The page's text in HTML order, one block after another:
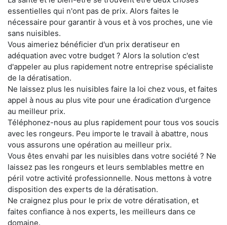
essentielles qui n'ont pas de prix. Alors faites le
nécessaire pour garantir à vous et à vos proches, une vie
sans nuisibles.
Vous aimeriez bénéficier d'un prix deratiseur en
adéquation avec votre budget ? Alors la solution c'est
d'appeler au plus rapidement notre entreprise spécialiste
de la dératisation.
Ne laissez plus les nuisibles faire la loi chez vous, et faites
appel à nous au plus vite pour une éradication d'urgence
au meilleur prix.
Téléphonez-nous au plus rapidement pour tous vos soucis
avec les rongeurs. Peu importe le travail à abattre, nous
vous assurons une opération au meilleur prix.
Vous êtes envahi par les nuisibles dans votre société ? Ne
laissez pas les rongeurs et leurs semblables mettre en
péril votre activité professionnelle. Nous mettons à votre
disposition des experts de la dératisation.
Ne craignez plus pour le prix de votre dératisation, et
faites confiance à nos experts, les meilleurs dans ce
domaine.